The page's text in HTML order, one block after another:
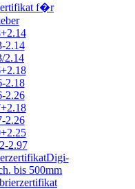
f�r
2.14
2.14
2.18
2.26
2.26
2.97
bis 500mm